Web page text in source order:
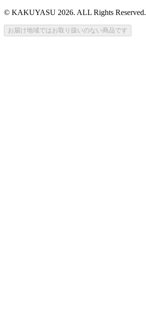
© KAKUYASU 2026. ALL Rights Reserved.
お届け地域ではお取り扱いのない商品です